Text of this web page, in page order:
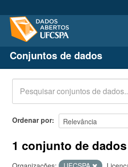
Conjuntos de dados
Organizações
Grupos
Sobre
Conjuntos de dados
Ordenar por
1 conjunto de